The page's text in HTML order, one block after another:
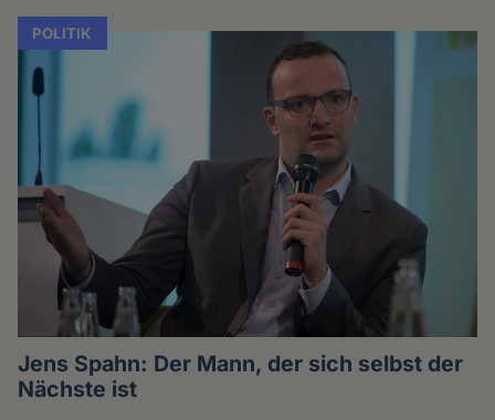
POLITIK
Jens Spahn: Der Mann, der sich selbst der
Nächste ist